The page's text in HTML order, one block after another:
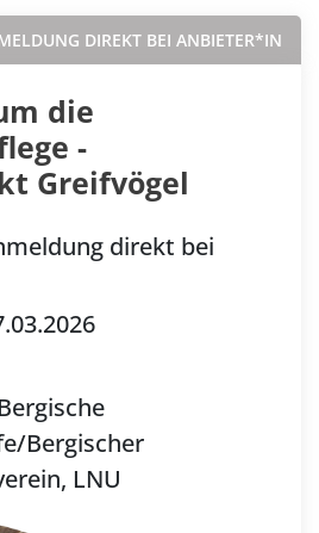
DIREKT BEI ANBIETER*IN
die
-
Greifvögel
direkt bei
Bergische
Bergischer
LNU